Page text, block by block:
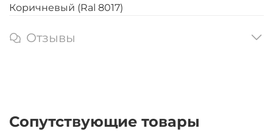
Коричневый (Ral 8017)
Отзывы
Сопутствующие товары